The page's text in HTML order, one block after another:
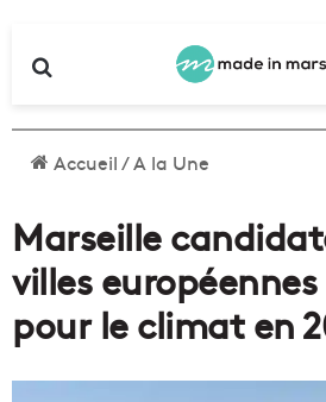
Accueil/A la Une
Marseille
villes
pour le climat en